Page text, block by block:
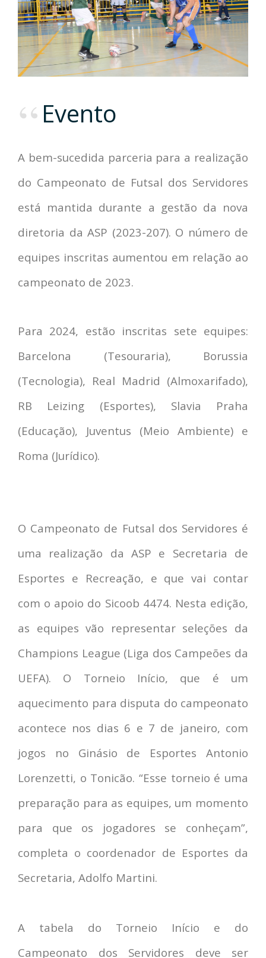
Evento
A bem-sucedida parceria para a realização
do Campeonato de Futsal dos Servidores
está mantida durante a gestão da nova
diretoria da ASP (2023-207). O número de
equipes inscritas aumentou em relação ao
campeonato de 2023.
Para 2024, estão inscritas sete equipes:
Barcelona (Tesouraria), Borussia
(Tecnologia), Real Madrid (Almoxarifado),
RB Leizing (Esportes), Slavia Praha
(Educação), Juventus (Meio Ambiente) e
Roma (Jurídico).
O Campeonato de Futsal dos Servidores é
uma realização da ASP e Secretaria de
Esportes e Recreação, e que vai contar
com o apoio do Sicoob 4474. Nesta edição,
as equipes vão representar seleções da
Champions League (Liga dos Campeões da
UEFA). O Torneio Início, que é um
aquecimento para disputa do campeonato
acontece nos dias 6 e 7 de janeiro, com
jogos no Ginásio de Esportes Antonio
Lorenzetti, o Tonicão. “Esse torneio é uma
preparação para as equipes, um momento
para que os jogadores se conheçam”,
completa o coordenador de Esportes da
Secretaria, Adolfo Martini.
A tabela do Torneio Início e do
Campeonato dos Servidores deve ser